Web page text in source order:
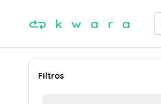
Filtros